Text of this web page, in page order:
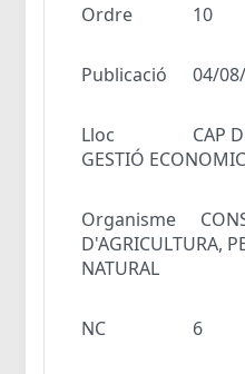
Ordre 10
Publicació 04/
Lloc
CAP
GESTIÓ
Organisme
D'AGRICULTURA,
NATURAL
NC 6